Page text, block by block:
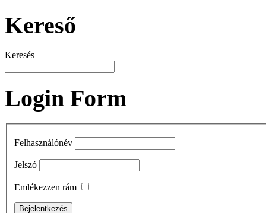
Kereső
Keresés
Login Form
Felhasználónév
Jelszó
Emlékezzen rám